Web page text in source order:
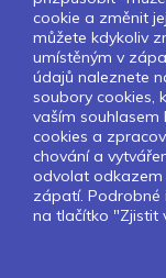
Partneři
Pokud
cookie a změnit
můžete kdykoliv
umístěným v
údajů naleznete
soubory cookies,
vaším
cookies a
chování a
odvolat odkazem
zápatí. Podrobné
na tlačítko "Zjistit